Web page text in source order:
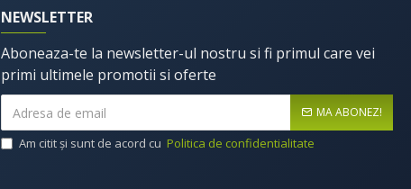
NEWSLETTER
Aboneaza-te la newsletter-ul nostru si fi primul care vei
primi ultimele promotii si oferte
MA ABONEZ!
Am citit şi sunt de acord cu Politica de confidentialitate